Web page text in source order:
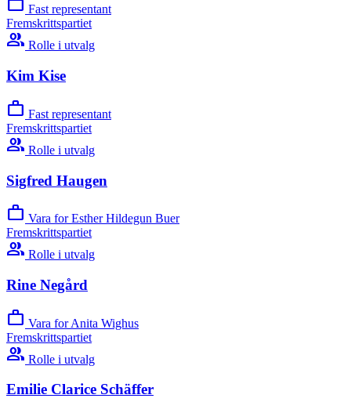
Fast representant
Fremskrittspartiet
group Rolle i utvalg
Kim Kise
work Fast representant
Fremskrittspartiet
group Rolle i utvalg
Sigfred Haugen
work Vara for Esther Hildegun Buer
Fremskrittspartiet
group Rolle i utvalg
Rine Negård
work Vara for Anita Wighus
Fremskrittspartiet
group Rolle i utvalg
Emilie Clarice Schäffer